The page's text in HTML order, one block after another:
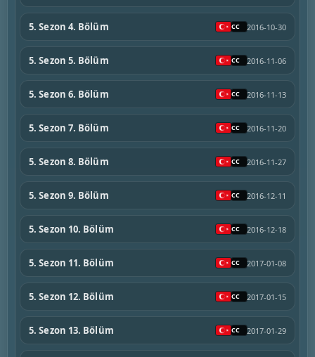
5. Sezon 4. Bölüm 2016-10-30
5. Sezon 5. Bölüm 2016-11-06
5. Sezon 6. Bölüm 2016-11-13
5. Sezon 7. Bölüm 2016-11-20
5. Sezon 8. Bölüm 2016-11-27
5. Sezon 9. Bölüm 2016-12-11
5. Sezon 10. Bölüm 2016-12-18
5. Sezon 11. Bölüm 2017-01-08
5. Sezon 12. Bölüm 2017-01-15
5. Sezon 13. Bölüm 2017-01-29